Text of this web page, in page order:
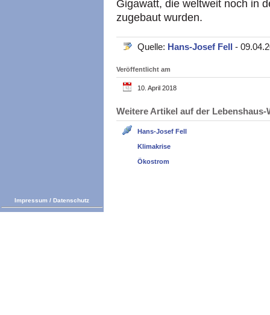
Gigawatt, die weltweit noch in
zugebaut wurden.
Quelle: Hans-Josef Fell -
Veröffentlicht am
10. April 2018
Weitere Artikel auf der
Hans-Josef Fell
Klimakrise
Ökostrom
Impressum / Datenschutz